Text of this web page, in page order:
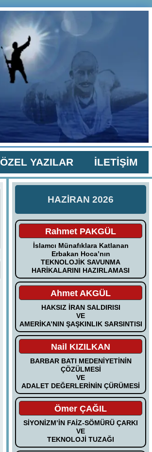
ÖZEL YAZILAR İLETİŞİM
HAZİRAN 2026
Rahmet PAKGÜL
İslamcı Münafıklara Katlanan
Erbakan Hoca’nın
TEKNOLOJİK SAVUNMA
HARİKALARINI HAZIRLAMASI
Ahmet AKGÜL
HAKSIZ İRAN SALDIRISI
VE
AMERİKA’NIN ŞAŞKINLIK SARSINTISI
Nail KIZILKAN
BARBAR BATI MEDENİYETİNİN
ÇÖZÜLMESİ
VE
ADALET DEĞERLERİNİN ÇÜRÜMESİ
Ömer ÇAĞIL
SİYONİZM’İN FAİZ-SÖMÜRÜ ÇARKI
VE
TEKNOLOJİ TUZAĞI